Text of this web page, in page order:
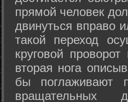
прямой человек
двинуться вправо
такой переход
круговой
вторая нога
бы поглаживают
вращательных